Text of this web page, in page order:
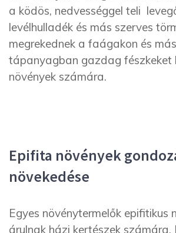
a ködös, nedvességgel teli
levélhulladék és más szerves
megrekednek a faágakon és
tápanyagban gazdag fészkeket
növények számára.
Epifita növények
növekedése
Egyes növénytermelők epifitikus
árulnak házi kertészek számára.